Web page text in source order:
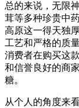
总的来说，无限
茸等多种珍贵中
高原这一得天独
工艺和严格的质
消费者在购买这
和信誉良好的商
糖。
从个人的角度来